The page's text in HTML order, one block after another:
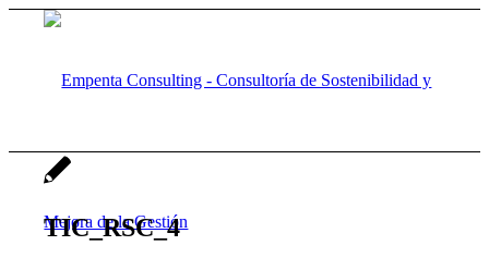
TIC_RSC_4